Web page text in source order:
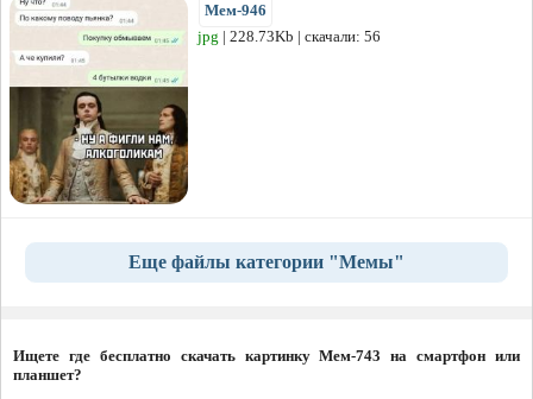
Мем-946
jpg | 228.73Kb | скачали: 56
Еще файлы категории "Мемы"
Ищете где бесплатно скачать картинку Мем-743 на смартфон или
планшет?